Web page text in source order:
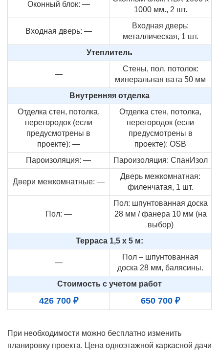
Оконный блок: —
1000 мм., 2 шт.
Входная дверь: —
Входная дверь:
металлическая, 1 шт.
Утеплитель
—
Стены, пол, потолок:
минеральная вата 50 мм
Внутренняя отделка
Отделка стен, потолка,
перегородок (если
предусмотрены в
проекте): —
Отделка стен, потолка,
перегородок (если
предусмотрены в
проекте): OSB
Пароизоляция: —
Пароизоляция: СпанИзол
Двери межкомнатные: —
Дверь межкомнатная:
филенчатая, 1 шт.
Пол: —
Пол: шпунтованная доска
28 мм / фанера 10 мм (на
выбор)
Терраса 1,5 х 5 м:
—
Пол – шпунтованная
доска 28 мм, балясины.
Стоимость с учетом работ
426 700 ₽ 650 700 ₽
При необходимости можно бесплатно изменить
планировку проекта. Цена одноэтажной каркасной дачи